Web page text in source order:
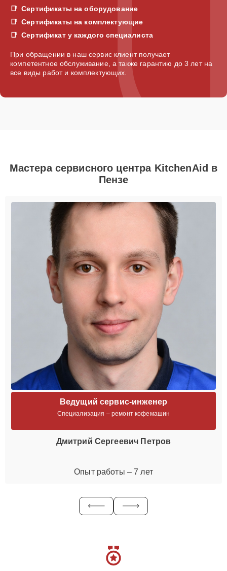
Сертификаты на оборудование
Сертификаты на комплектующие
Сертификат у каждого специалиста
При обращении в наш сервис клиент получает
компетентное обслуживание, а также гарантию до 3 лет на
все виды работ и комплектующих.
Мастера сервисного центра KitchenAid в
Пензе
Ведущий сервис-инженер
Специализация – ремонт кофемашин
Дмитрий Сергеевич Петров
Опыт работы – 7 лет